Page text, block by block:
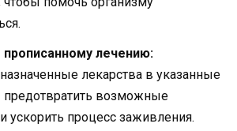
лечению:
лекарства в указанные
предотвратить возможные
ускорить процесс заживления.